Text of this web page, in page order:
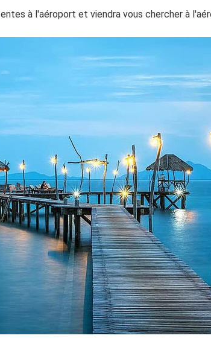
à l'aéroport et viendra vous chercher à